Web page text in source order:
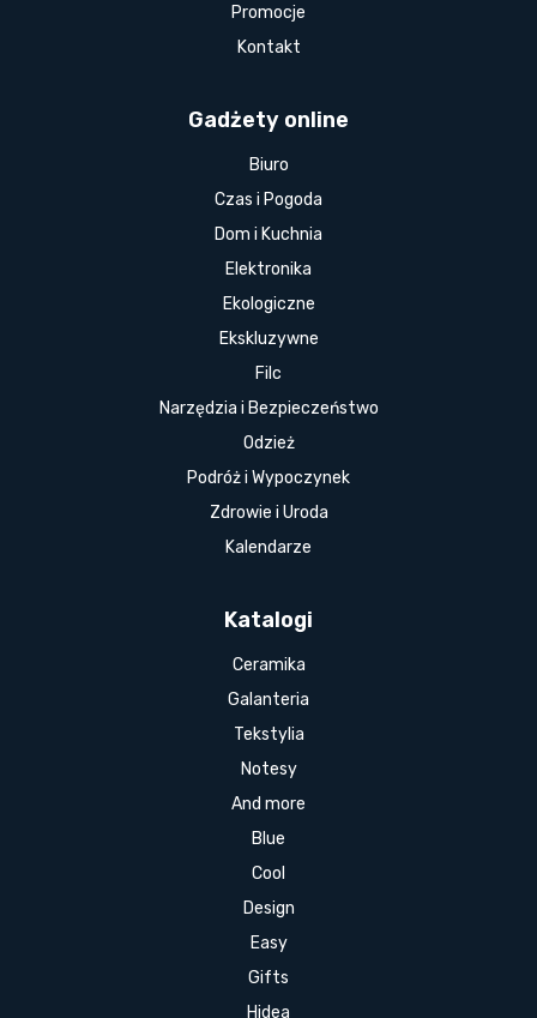
Promocje
Kontakt
Gadżety online
Biuro
Czas i Pogoda
Dom i Kuchnia
Elektronika
Ekologiczne
Ekskluzywne
Filc
Narzędzia i Bezpieczeństwo
Odzież
Podróż i Wypoczynek
Zdrowie i Uroda
Kalendarze
Katalogi
Ceramika
Galanteria
Tekstylia
Notesy
And more
Blue
Cool
Design
Easy
Gifts
Hidea